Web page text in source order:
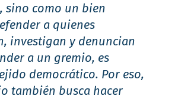
sino como un bien
a quienes
investigan y denuncian
a un gremio, es
democrático. Por eso,
también busca hacer